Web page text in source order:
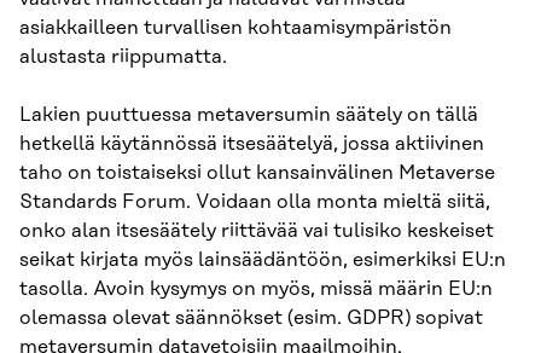
asiakkailleen turvallisen kohtaamisympäristön
alustasta riippumatta.
Lakien puuttuessa metaversumin säätely on tällä
hetkellä käytännössä itsesäätelyä, jossa aktiivinen
taho on toistaiseksi ollut kansainvälinen Metaverse
Standards Forum. Voidaan olla monta mieltä siitä,
onko alan itsesäätely riittävää vai tulisiko keskeiset
seikat kirjata myös lainsäädäntöön, esimerkiksi EU:n
tasolla. Avoin kysymys on myös, missä määrin EU:n
olemassa olevat säännökset (esim. GDPR) sopivat
metaversumin datavetoisiin maailmoihin.